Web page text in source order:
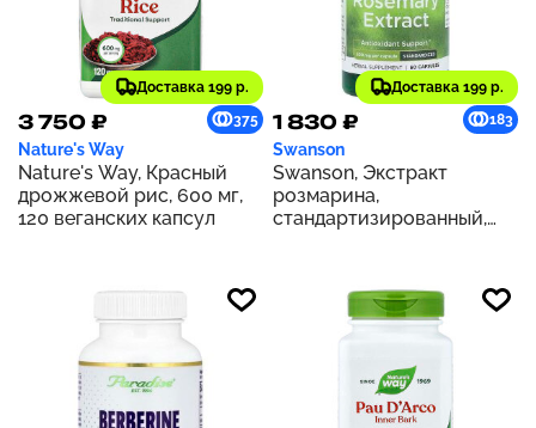
Доставка 199 р.
3 750 ₽ 375
Nature's Way
Nature's Way, Красный
дрожжевой рис, 600 мг,
120 веганских капсул
Доставка 199 р.
1 830 ₽ 183
Swanson
Swanson, Экстракт
розмарина,
стандартизированный,